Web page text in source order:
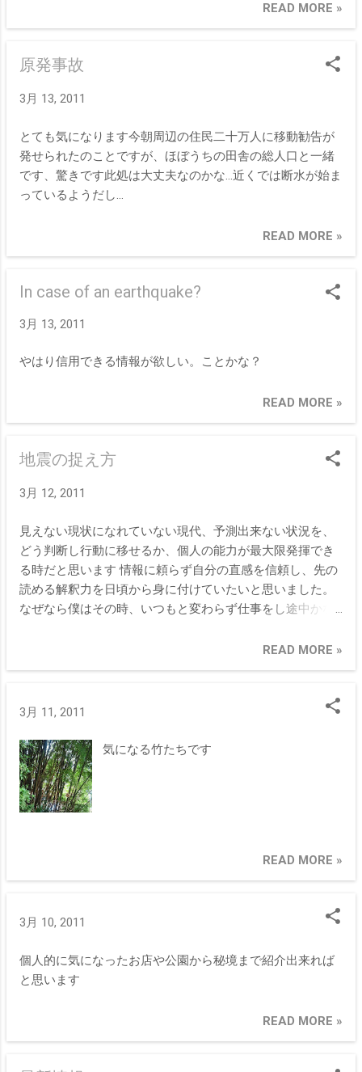
READ MORE »
原発事故
3月 13, 2011
とても気になります今朝周辺の住民二十万人に移動勧告が
発せられたのことですが、ほぼうちの田舎の総人口と一緒
です、驚きです此処は大丈夫なのかな…近くでは断水が始ま
っているようだし…
READ MORE »
In case of an earthquake?
3月 13, 2011
やはり信用できる情報が欲しい。ことかな？
READ MORE »
地震の捉え方
3月 12, 2011
見えない現状になれていない現代、予測出来ない状況を、
どう判断し行動に移せるか、個人の能力が最大限発揮でき
る時だと思います 情報に頼らず自分の直感を信頼し、先の
読める解釈力を日頃から身に付けていたいと思いました。
なぜなら僕はその時、いつもと変わらず仕事をし途中かな
にほっとしました、ですがもし途中状況が悪化しビルが崩
壊しさらにはお客様が下敷きになるようなことだったらと
しい判断だったのか不安です やはり揺れがひどくなってい
だいた方がよかったのではと思います、今回は無事にすみ
ましたがこの次同じ様な状況下でも、自分の直感を信じて
いたい、其れからこの災害が一刻も早く終息へ向かうのを
心から願います。
READ MORE »
3月 11, 2011
気になる竹たちです
READ MORE »
3月 10, 2011
個人的に気になったお店や公園から秘境まで紹介出来れば
と思います
READ MORE »